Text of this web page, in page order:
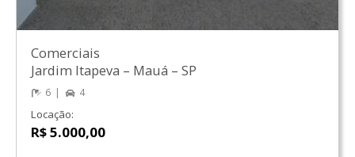
Comerciais
Jardim Itapeva – Mauá – SP
6 4
Locação:
R$ 5.000,00